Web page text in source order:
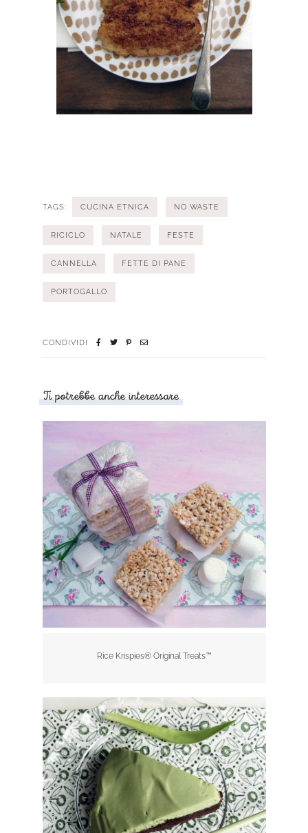
TAGS: CUCINA ETNICA NO WASTE
RICICLO NATALE FESTE
CANNELLA FETTE DI PANE
PORTOGALLO
CONDIVIDI
Ti potrebbe anche interessare
Rice Krispies® Original Treats™